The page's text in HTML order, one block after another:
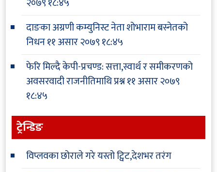
दाङका अग्रणी कम्युनिस्ट नेता शोभाराम बस्नेतको
निधन११ असार २०७९ १८:४५
फेरि मिल्दै केपी-प्रचण्ड: सत्ता,स्वार्थ र समीकरणको
अवसरवादी राजनीतिमाथि प्रश्न११ असार २०७९
१८:४५
ट्रेन्डिङ
विप्लवका छोराले गरे यस्तो ट्विट,देशभर तरंग